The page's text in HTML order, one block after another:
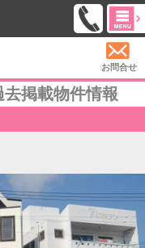
お問合せ
去掲載物件情報